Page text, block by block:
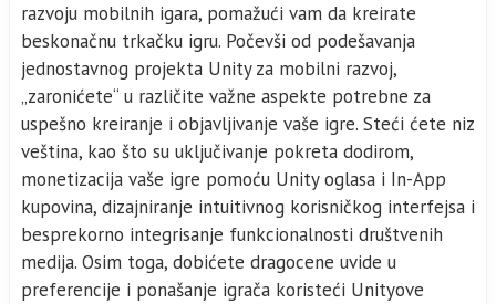
razvoju mobilnih igara, pomažući vam da kreirate
beskonačnu trkačku igru. Počevši od podešavanja
jednostavnog projekta Unity za mobilni razvoj,
„zaronićete“ u različite važne aspekte potrebne za
uspešno kreiranje i objavljivanje vaše igre. Steći ćete niz
veština, kao što su uključivanje pokreta dodirom,
monetizacija vaše igre pomoću Unity oglasa i In-App
kupovina, dizajniranje intuitivnog korisničkog interfejsa i
besprekorno integrisanje funkcionalnosti društvenih
medija. Osim toga, dobićete dragocene uvide u
preferencije i ponašanje igrača koristeći Unityove